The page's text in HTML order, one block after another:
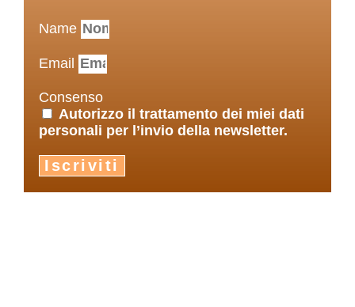
Name
Email
Consenso
Autorizzo il trattamento dei miei dati
personali per l’invio della newsletter.
Iscriviti